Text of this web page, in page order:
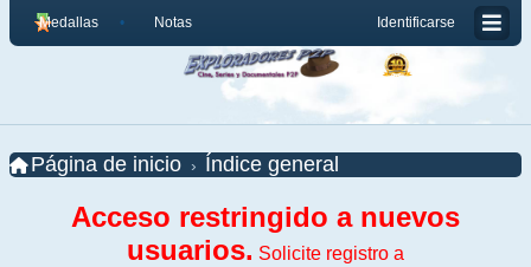
Identificarse
Medallas Notas
Página de inicio Índice general
Acceso restringido a nuevos
usuarios. Solicite registro a